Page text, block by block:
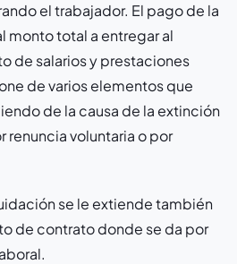
el trabajador. El pago de la
monto total a entregar al
de salarios y prestaciones
de varios elementos que
de la causa de la extinción
renuncia voluntaria o por
se le extiende también
de contrato donde se da por